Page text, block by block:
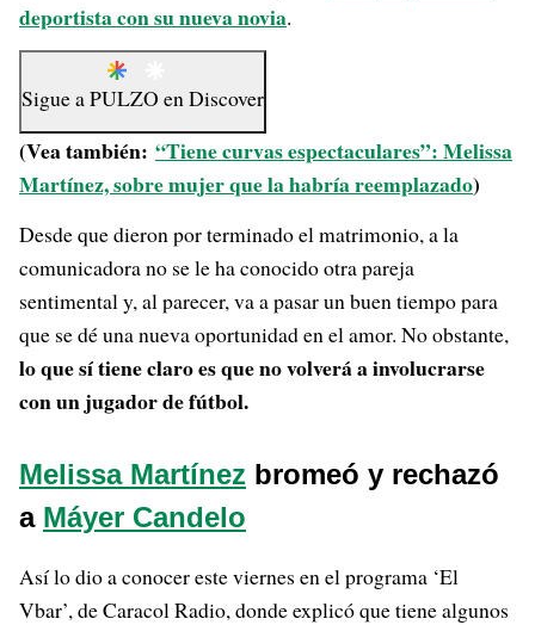
deportista con su nueva novia.
Sigue aPULZO enDiscover
(Vea también: “Tiene curvas espectaculares”: Melissa
Martínez, sobre mujer que la habría reemplazado)
Desde que dieron por terminado el matrimonio, a la
comunicadora no se le ha conocido otra pareja
sentimental y, al parecer, va a pasar un buen tiempo para
que se dé una nueva oportunidad en el amor. No obstante,
lo que sí tiene claro es que no volverá a involucrarse
con un jugador de fútbol.
Melissa Martínez bromeó y rechazó
a Máyer Candelo
Así lo dio a conocer este viernes en el programa ‘El
Vbar’, de Caracol Radio, donde explicó que tiene algunos